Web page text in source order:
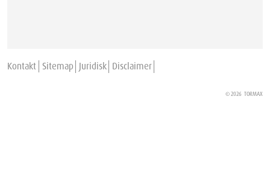
Kontakt Sitemap Juridisk Disclaimer
© 2026 TORMAX